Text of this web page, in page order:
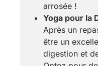
arrosée !
Yoga pour la
Après un
être un
digestion et